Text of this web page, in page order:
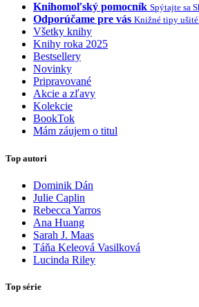
Knihomoľský pomocník Spýtajte sa
Odporúčame pre vás Knižné tipy
Všetky knihy
Knihy roka 2025
Bestsellery
Novinky
Pripravované
Akcie a zľavy
Kolekcie
BookTok
Mám záujem o titul
Top autori
Dominik Dán
Julie Caplin
Rebecca Yarros
Ana Huang
Sarah J. Maas
Táňa Keleová Vasilková
Lucinda Riley
Top série